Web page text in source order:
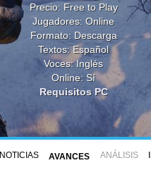
Precio: Free to Play
Jugadores: Online
Formato: Descarga
Textos: Español
Voces: Inglés
Online: Sí
Requisitos PC
NOTICIAS AVANCES ANÁLISIS